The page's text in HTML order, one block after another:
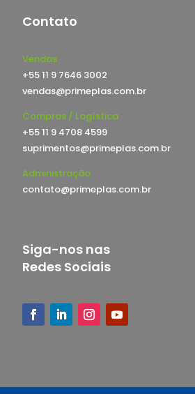
Contato
Vendas
+55 11 9 7646 3002
vendas@primeplas.com.br
Compras / Logística
+55 11 9 4708 4599
suprimentos@primeplas.com.br
Administração
contato@primeplas.com.br
Siga-nos nas
Redes Sociais